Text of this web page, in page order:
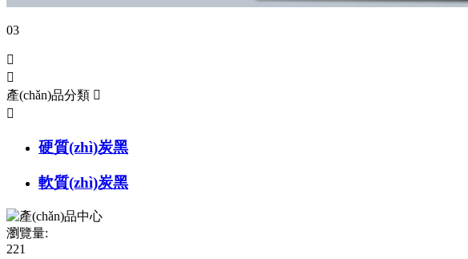
03


產(chǎn)品分類 

硬質(zhì)炭黑
軟質(zhì)炭黑
瀏覽量:
221